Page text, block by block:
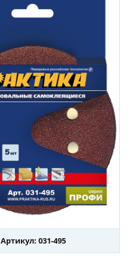
Артикул: 031-495